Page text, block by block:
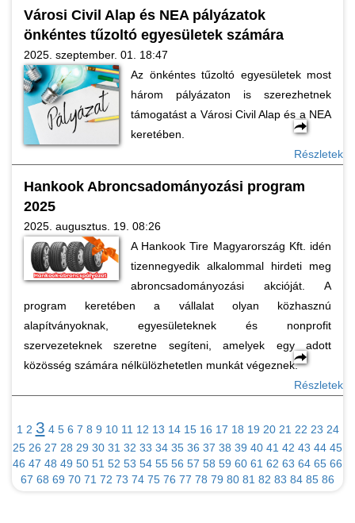
Városi Civil Alap és NEA pályázatok
önkéntes tűzoltó egyesületek számára
2025. szeptember. 01. 18:47
Az önkéntes tűzoltó egyesületek most
három pályázaton is szerezhetnek
támogatást a Városi Civil Alap és a NEA
keretében.
Részletek
Hankook Abroncsadományozási program
2025
2025. augusztus. 19. 08:26
A Hankook Tire Magyarország Kft. idén
tizennegyedik alkalommal hirdeti meg
abroncsadományozási akcióját. A
program keretében a vállalat olyan közhasznú
alapítványoknak, egyesületeknek és nonprofit
szervezeteknek szeretne segíteni, amelyek egy adott
közösség számára nélkülözhetetlen munkát végeznek.
Részletek
1 2 3 4 5 6 7 8 9 10 11 12 13 14 15 16 17 18 19 20 21 22 23 24
25 26 27 28 29 30 31 32 33 34 35 36 37 38 39 40 41 42 43 44 45
46 47 48 49 50 51 52 53 54 55 56 57 58 59 60 61 62 63 64 65 66
67 68 69 70 71 72 73 74 75 76 77 78 79 80 81 82 83 84 85 86